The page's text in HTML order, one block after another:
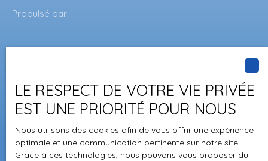
Propulsé par
+33 4 75 08 74 22
52, avenue Maréchal Foch
07300 TOURNON SUR RHÔNE
LE RESPECT DE VOTRE VIE PRIVÉE
EST UNE PRIORITÉ POUR NOUS
Nous utilisons des cookies afin de vous offrir une expérience
optimale et une communication pertinente sur notre site.
Grace à ces technologies, nous pouvons vous proposer du